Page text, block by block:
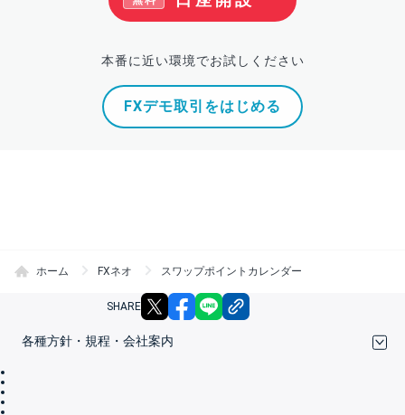
本番に近い環境でお試しください
FXデモ取引をはじめる
ホーム FXネオ スワップポイントカレンダー
SHARE X facebook
各種方針・規程・会社案内